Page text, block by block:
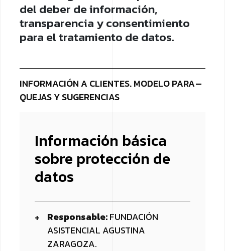
del deber de información,
transparencia y consentimiento
para el tratamiento de datos.
INFORMACIÓN A CLIENTES. MODELO PARA
QUEJAS Y SUGERENCIAS
Información básica
sobre protección de
datos
Responsable:FUNDACIÓN
ASISTENCIAL AGUSTINA
ZARAGOZA.